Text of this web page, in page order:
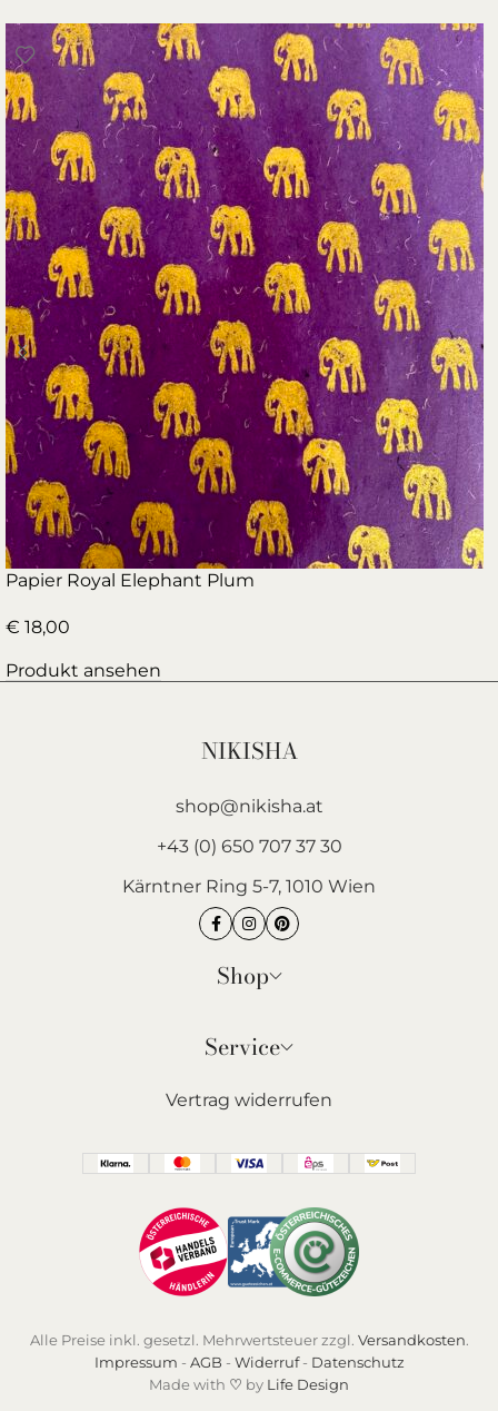
Papier Royal Elephant Plum
€ 18,00
Produkt ansehen
NIKISHA
shop@nikisha.at
+43 (0) 650 707 37 30
Kärntner Ring 5-7, 1010 Wien
Shop
Service
Vertrag widerrufen
Alle Preise inkl. gesetzl. Mehrwertsteuer zzgl. Versandkosten.
Impressum - AGB - Widerruf- Datenschutz
Made with ♡ by Life Design